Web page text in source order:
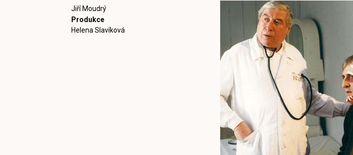
Jiří Moudrý
Produkce
Helena Slavíková